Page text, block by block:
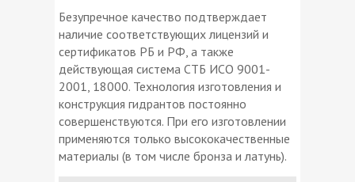
Безупречное качество подтверждает
наличие соответствующих лицензий и
сертификатов РБ и РФ, а также
действующая система СТБ ИСО 9001-
2001, 18000. Технология изготовления и
конструкция гидрантов постоянно
совершенствуются. При его изготовлении
применяются только высококачественные
материалы (в том числе бронза и латунь).